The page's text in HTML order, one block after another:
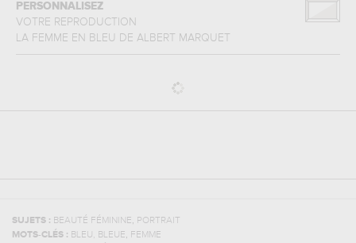
PERSONNALISEZ
VOTRE REPRODUCTION
LA FEMME EN BLEU DE ALBERT MARQUET
SUJETS : BEAUTÉ FÉMININE, PORTRAIT
MOTS-CLÉS : BLEU, BLEUE, FEMME